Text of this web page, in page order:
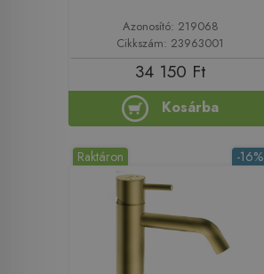
Azonosító: 219068
Cikkszám: 23963001
34 150 Ft
Kosárba
-16%
Raktáron